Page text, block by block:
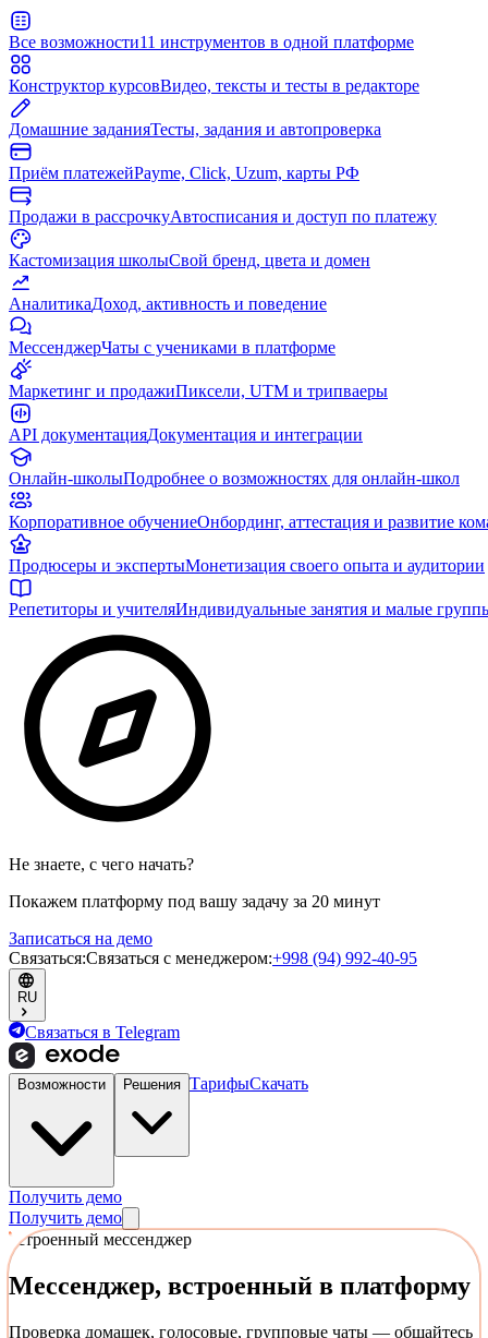
Все возможности11 инструментов в одной платформе
Конструктор курсовВидео, тексты и тесты в редакторе
Домашние заданияТесты, задания и автопроверка
Приём платежейPayme, Click, Uzum, карты РФ
Продажи в рассрочкуАвтосписания и доступ по платежу
Кастомизация школыСвой бренд, цвета и домен
АналитикаДоход, активность и поведение
МессенджерЧаты с учениками в платформе
Маркетинг и продажиПиксели, UTM и трипваеры
API документацияДокументация и интеграции
Онлайн-школыПодробнее о возможностях для онлайн-школ
Корпоративное обучениеОнбординг, аттестация и развитие
Продюсеры и экспертыМонетизация своего опыта и аудитории
Репетиторы и учителяИндивидуальные занятия и малые
Не знаете, с чего начать?
Покажем платформу под вашу задачу за 20 минут
Записаться на демо
Связаться:Связаться с менеджером:+998 (94) 992-40-95
RU
Связаться в Telegram
Возможности Решения ТарифыСкачать
Получить демо
Получить демо
встроенный мессенджер
Мессенджер, встроенный в платформу
Проверка домашек, голосовые, групповые чаты — общайтесь